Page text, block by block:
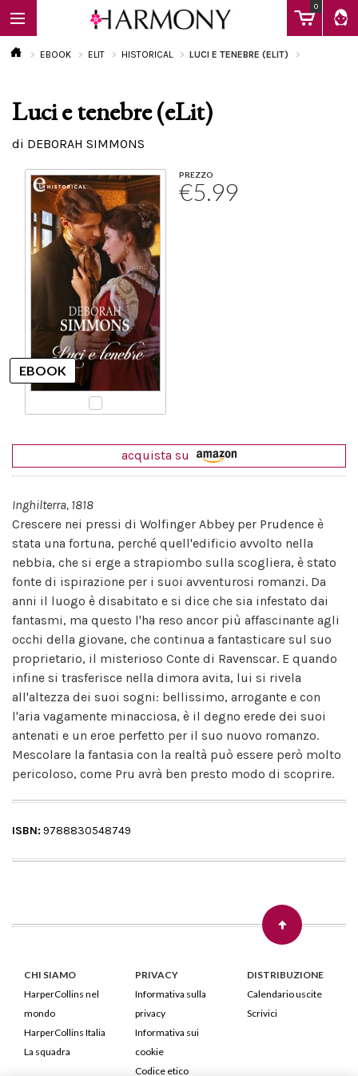
0
EBOOK
Calendario
EBOOK ELIT HISTORICAL LUCI E TENEBRE (ELIT)
Luci e tenebre (eLit)
di DEBORAH SIMMONS
PREZZO
€5.99
acquista su
Inghilterra, 1818
Crescere nei pressi di Wolfinger Abbey per Prudence è
stata una fortuna, perché quell'edificio avvolto nella
nebbia, che si erge a strapiombo sulla scogliera, è stato
fonte di ispirazione per i suoi avventurosi romanzi. Da
anni il luogo è disabitato e si dice che sia infestato dai
fantasmi, ma questo l'ha reso ancor più affascinante agli
occhi della giovane, che continua a fantasticare sul suo
proprietario, il misterioso Conte di Ravenscar. E quando
infine si trasferisce nella dimora avita, lui si rivela
all'altezza dei suoi sogni: bellissimo, arrogante e con
l'aria vagamente minacciosa, è il degno erede dei suoi
antenati e un eroe perfetto per il suo nuovo romanzo.
Mescolare la fantasia con la realtà può essere però molto
pericoloso, come Pru avrà ben presto modo di scoprire.
ISBN: 9788830548749
CHI SIAMO
HarperCollins nel
mondo
HarperCollins Italia
La squadra
PRIVACY
Informativa sulla
privacy
Informativa sui
cookie
Codice etico
DISTRIBUZIONE
Calendario uscite
Scrivici